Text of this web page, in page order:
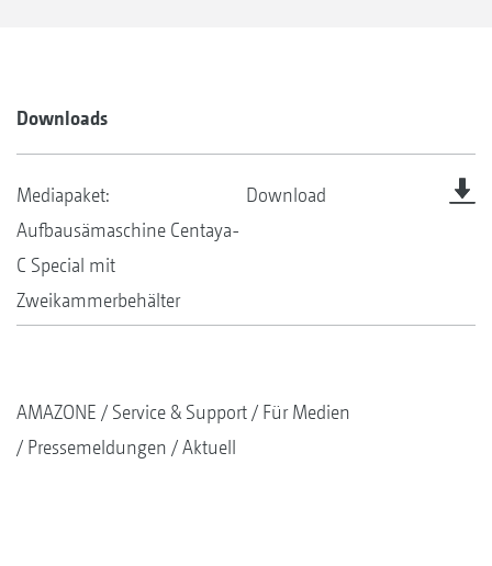
Downloads
Mediapaket:
Aufbausämaschine Centaya-
C Special mit
Zweikammerbehälter
Download
AMAZONE Service & Support
Für Medien
Pressemeldungen
Aktuell